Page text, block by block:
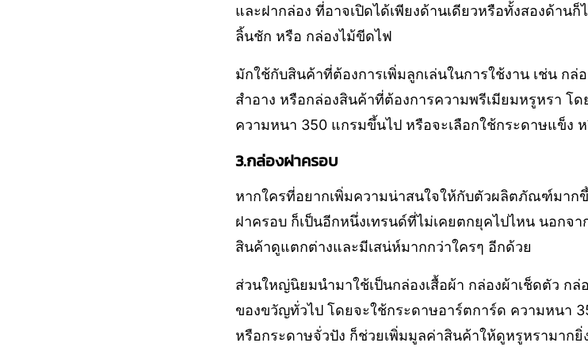
และฝากล่อง ที่อาจเปิดได้เพียงด้านเดียวหรือทั้งสองด้าน
ลิ้นชัก หรือ กล่องไม้ขีดไฟ
มักใช้กับสินค้าที่ต้องการเพิ่มลูกเล่นในการใช้งาน เช่น กล่
สำอาง หรือกล่องสินค้าที่ต้องการความพรีเมียมหรูหรา โ
ความหนา 350 แกรมขึ้นไป หรือจะเลือกใช้กระดาษแข็ง
3.กล่องฝาครอบ
หากใครที่อยากเพิ่มความน่าสนใจให้กับตัวผลิตภัณฑ์มา
ฝาครอบ ก็เป็นอีกหนึ่งเทรนด์ที่ไม่เคยตกยุคไปไหน นอกจ
สินค้าดูแตกต่างและมีเสน่ห์มากกว่าใครๆ อีกด้วย
ส่วนใหญ่นิยมนำมาใช้เป็นกล่องเสื้อผ้า กล่องผ้าเช็ดตัว กล่
ของขวัญทั่วไป โดยจะใช้กระดาษอาร์ตการ์ด ความหนา
หรือกระดาษจั่วปัง ก็ช่วยเพิ่มมูลค่าสินค้าให้ดูหรูหรามากยิ่